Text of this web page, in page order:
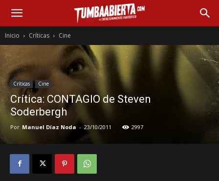
Inicio Críticas Cine
Críticas Cine
Crítica: CONTAGIO de Steven
Soderbergh
Por Manuel Díaz Noda - 23/10/2011 2997